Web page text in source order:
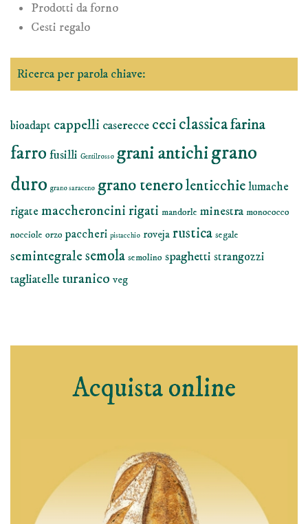
Prodotti da forno
Cesti regalo
Ricerca per parola chiave:
bioadapt cappelli caserecce ceciclassicafarina
farro fusilli Gentilrosso grani antichigrano
duro grano saraceno grano tenerolenticchielumache
rigatemaccheroncini rigati mandorle minestra monococco
nocciole orzo paccheri pistacchio roveja rustica segale
semintegralesemola semolino spaghetti strangozzi
tagliatelle turanico veg
Acquista online